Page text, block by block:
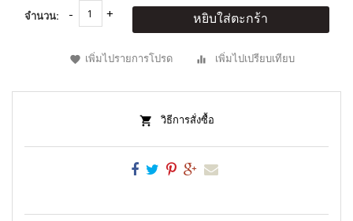
จำนวน: หยิบใส่ตะกร้า
เพิ่มไปรายการโปรด เพิ่มไปเปรียบเทียบ
วิธีการสั่งซื้อ